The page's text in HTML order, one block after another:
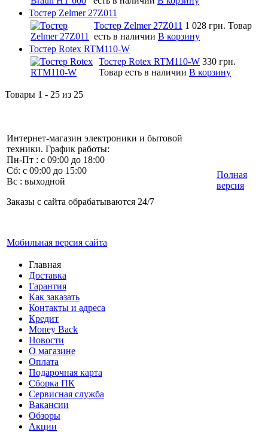
Тостер Zelmer 27Z011
Тостер Zelmer 27Z011 1 028 грн. Товар
есть в наличии В корзину
Тостер Rotex RTM110-W
Тостер Rotex RTM110-W 330 грн.
Товар есть в наличии В корзину
Товары 1 - 25 из 25
Интернет-магазин электроники и бытовой
техники. График работы:
Пн-Пт : с 09:00 до 18:00
Сб: с 09:00 до 15:00
Вс : выходной
Заказы с сайта обрабатываются 24/7
Мобильная версия сайта
Полная
версия
Главная
Доставка
Гарантия
Как заказать
Контакты и адреса
Кредит
Money Back
Новости
О магазине
Оплата
Подарочная карта
Сборка ПК
Сервисная служба
Вакансии
Обзоры
Акции